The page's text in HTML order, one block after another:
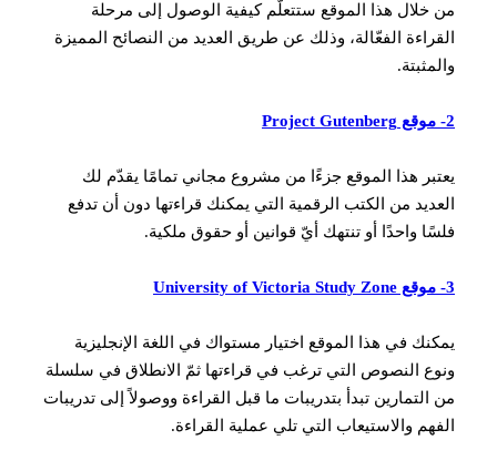
من خلال هذا الموقع ستتعلّم كيفية الوصول إلى مرحلة
القراءة الفعّالة، وذلك عن طريق العديد من النصائح المميزة
والمثبتة.
2- موقع Project Gutenberg
يعتبر هذا الموقع جزءًا من مشروع مجاني تمامًا يقدّم لك
العديد من الكتب الرقمية التي يمكنك قراءتها دون أن تدفع
فلسًا واحدًا أو تنتهك أيّ قوانين أو حقوق ملكية.
3- موقع University of Victoria Study Zone
يمكنك في هذا الموقع اختيار مستواك في اللغة الإنجليزية
ونوع النصوص التي ترغب في قراءتها ثمّ الانطلاق في سلسلة
من التمارين تبدأ بتدريبات ما قبل القراءة ووصولاً إلى تدريبات
الفهم والاستيعاب التي تلي عملية القراءة.